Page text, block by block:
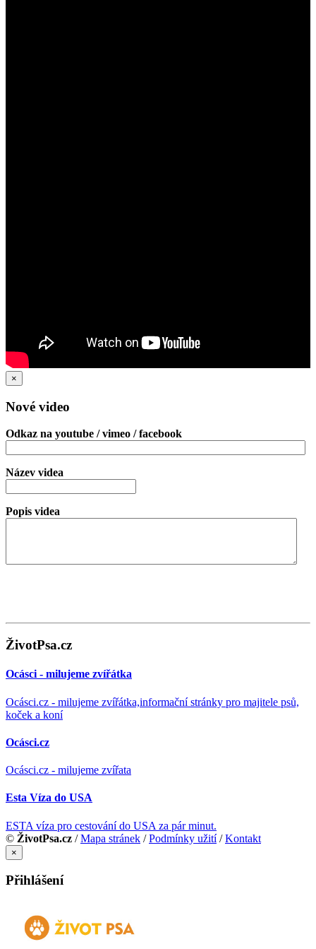
×
Nové video
Odkaz na youtube / vimeo / facebook
Název videa
Popis videa
ŽivotPsa.cz
Ocásci - milujeme zvířátka
Ocásci.cz - milujeme zvířátka,informační stránky pro majitele psů,
koček a koní
Ocásci.cz
Ocásci.cz - milujeme zvířata
Esta Víza do USA
ESTA víza pro cestování do USA za pár minut.
© ŽivotPsa.cz /Mapa stránek /Podmínky užití/Kontakt
×
Přihlášení